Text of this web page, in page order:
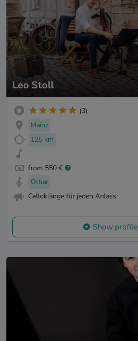
Leo Stoll
(3)
Mainz
125 km
from 550 €
Other
Celloklänge für jeden Anlass
Show profile